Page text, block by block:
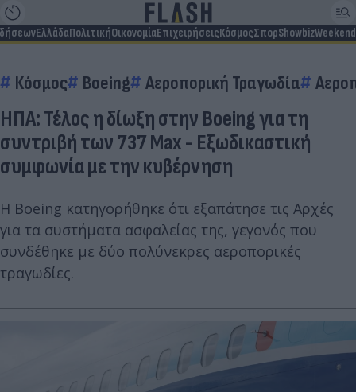
ΕλλάδαΠολιτικήΟικονομίαΕπιχειρήσειςΚόσμοςΣπορShowbizWeekend
Κόσμος Boeing Αεροπορική Τραγωδία
ΗΠΑ: Τέλος η δίωξη στην Boeing για τη
συντριβή των 737 Max - Εξωδικαστική
συμφωνία με την κυβέρνηση
Η Boeing κατηγορήθηκε ότι εξαπάτησε τις Αρχές
για τα συστήματα ασφαλείας της, γεγονός που
συνδέθηκε με δύο πολύνεκρες αεροπορικές
τραγωδίες.